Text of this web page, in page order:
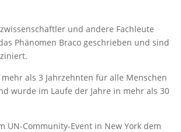
und andere Fachleute
Phänomen Braco geschrieben und sind
als 3 Jahrzehnten für alle Menschen
wurde im Laufe der Jahre in mehr als 30
UN-Community-Event in New York dem